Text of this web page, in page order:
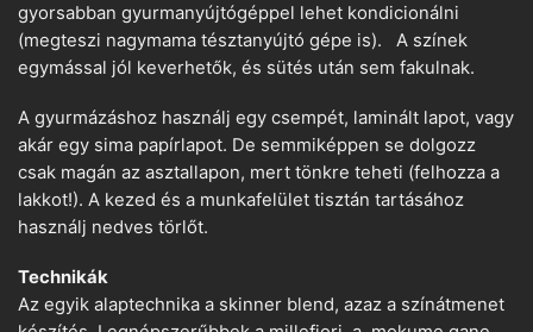
gyorsabban gyurmanyújtógéppel lehet kondicionálni
(megteszi nagymama tésztanyújtó gépe is). A színek
egymással jól keverhetők, és sütés után sem fakulnak.
A gyurmázáshoz használj egy csempét, laminált lapot, vagy
akár egy sima papírlapot. De semmiképpen se dolgozz
csak magán az asztallapon, mert tönkre teheti (felhozza a
lakkot!). A kezed és a munkafelület tisztán tartásához
használj nedves törlőt.
Technikák
Az egyik alaptechnika a skinner blend, azaz a színátmenet